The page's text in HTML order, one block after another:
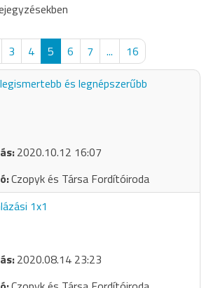
3 4 5 6 7 ...
16
és legnépszerűbb
2020.10.12 16:07
Czopyk és Társa Fordítóiroda
1x1
2020.08.14 23:23